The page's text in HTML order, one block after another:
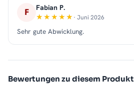
F Fabian P.
· Juni 2026
Sehr gute Abwicklung.
Bewertungen zu diesem Produkt